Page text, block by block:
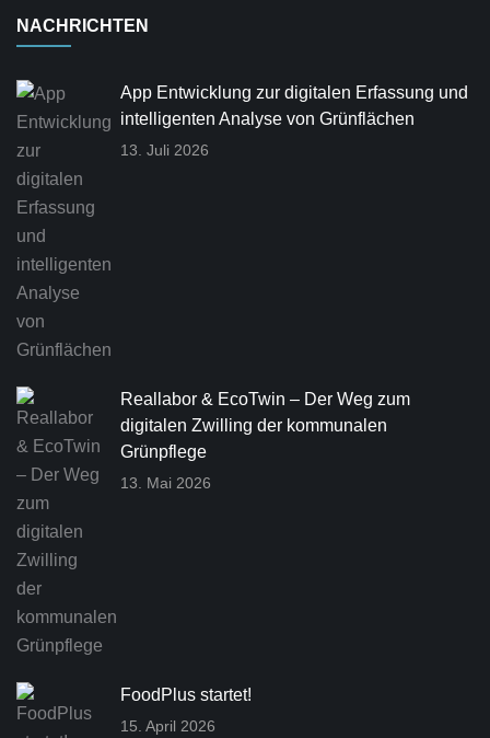
NACHRICHTEN
App Entwicklung zur digitalen Erfassung und
intelligenten Analyse von Grünflächen
13. Juli 2026
Reallabor & EcoTwin – Der Weg zum
digitalen Zwilling der kommunalen
Grünpflege
13. Mai 2026
FoodPlus startet!
15. April 2026